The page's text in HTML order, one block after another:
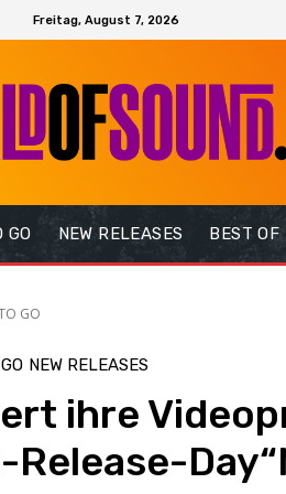
Freitag, August 7, 2026
GO NEW RELEASES BEST
GO
NEW RELEASES
ihre
Release-